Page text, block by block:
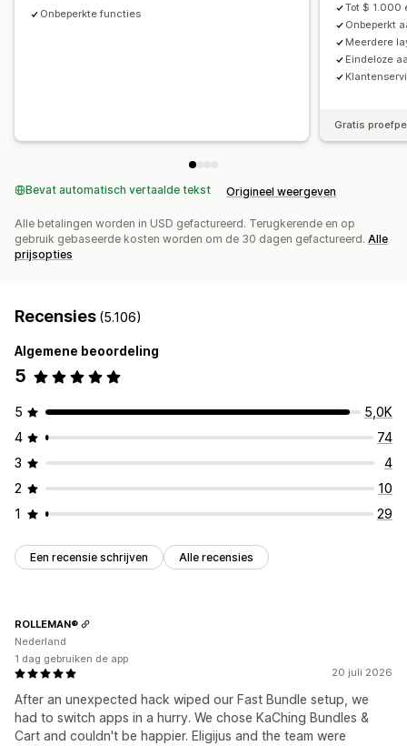
Gratis verzending Twee voor de prijs van één
Vaak samen gekocht
AI-aanbevelingen
Onbeperkte functies
Tot $ 1.000
Onbeperkt
Meerdere
Eindeloze
Gratis
Bevat automatisch vertaalde tekst Origineel weergeven
Alle betalingen worden in USD gefactureerd. Terugkerende en op
gebruik gebaseerde kosten worden om de 30 dagen gefactureerd. Alle
prijsopties
Recensies (5.106)
Algemene beoordeling
5
5
5,0K
4
74
3
4
2
10
1
29
Een recensie schrijven Alle recensies
20 juli 2026
After an unexpected hack wiped our Fast Bundle setup, we
had to switch apps in a hurry. We chose KaChing Bundles &
Cart and couldn't be happier. Eligijus and the team were
ROLLEMAN®
Nederland
1 dag gebruiken de app